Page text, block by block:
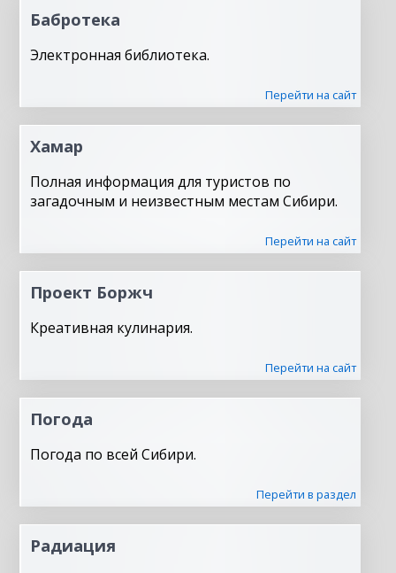
Бабротека
Электронная библиотека.
Перейти на сайт
Хамар
Полная информация для туристов по
загадочным и неизвестным местам Сибири.
Перейти на сайт
Проект Боржч
Креативная кулинария.
Перейти на сайт
Погода
Погода по всей Сибири.
Перейти в раздел
Радиация